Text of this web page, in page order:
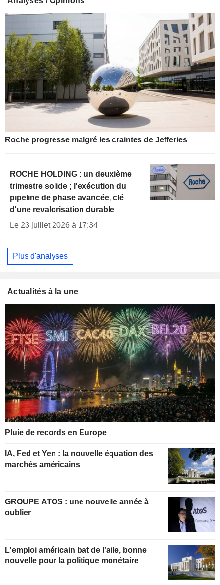
Roche progresse malgré les craintes de Jefferies
ROCHE HOLDING : un deuxième
trimestre solide ; l'exécution du
pipeline de phase avancée, clé
d'une revalorisation durable
Le 23 juillet 2026 à 17:34
Plus d'analyses
Actualités à la une
Pluie de records en Europe
IA, Fed et Yen : la nouvelle équation des
marchés américains
GROUPE ATOS : une nouvelle année à
oublier
L'emploi américain bat de l'aile, bonne
nouvelle pour la politique monétaire